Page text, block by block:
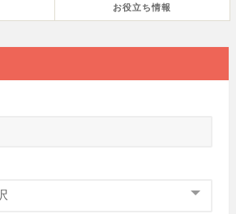
お役立ち情報